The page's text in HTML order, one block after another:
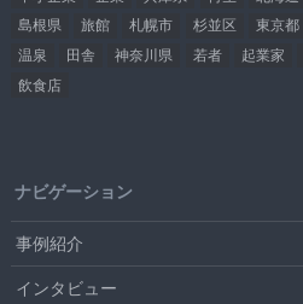
島根県
旅館 札幌市 杉並区 東京都
温泉
田舎 神奈川県 若者 起業家
飲食店
ナビゲーション
事例紹介
インタビュー